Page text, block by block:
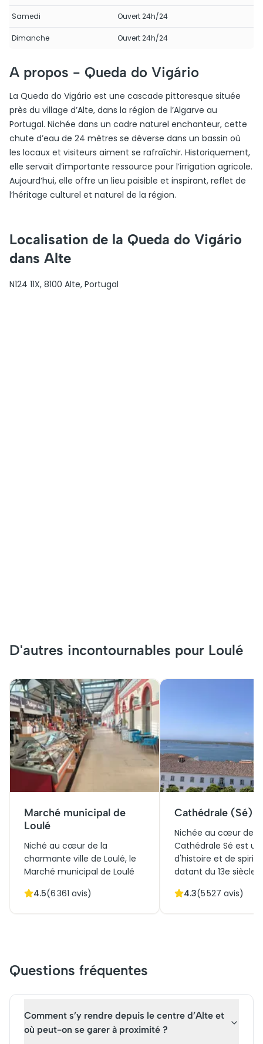
Samedi Ouvert 24h/24
Dimanche Ouvert 24h/24
A propos - Queda do Vigário
La Queda do Vigário est une cascade pittoresque située
près du village d’Alte, dans la région de l’Algarve au
Portugal. Nichée dans un cadre naturel enchanteur, cette
chute d’eau de 24 mètres se déverse dans un bassin où
les locaux et visiteurs aiment se rafraîchir. Historiquement,
elle servait d’importante ressource pour l’irrigation agricole.
Aujourd’hui, elle offre un lieu paisible et inspirant, reflet de
l’héritage culturel et naturel de la région.
Localisation de la Queda do Vigário
dans Alte
N124 11X, 8100 Alte, Portugal
D'autres incontournables pour Loulé
Marché municipal de
Loulé
Niché au cœur de la
charmante ville de Loulé, le
Marché municipal de Loulé
culturel incontournable.
colorées. Jadis point
névralgique du commerce
traditions et saveurs
authentiques. Chaque étal
4.5(6 361 avis)
Cathédrale (Sé)
Nichée au cœur de
Cathédrale Sé est
d'histoire et de
datant du 13e siècle.
passé, elle fut érigée
l'intérieur, un petit
dévoile de précieuses
reliques et objets
4.3(5 527 avis)
Questions fréquentes
Comment s’y rendre depuis le centre d’Alte et
où peut-on se garer à proximité ?